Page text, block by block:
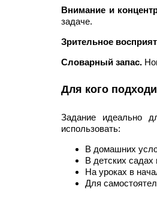
Внимание и
задаче.
Зрительное
Словарный запас.
Для кого
Задание идеально
использовать:
В домашних
В детских
На уроках в
Для